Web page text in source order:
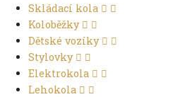
Skládací kola
Koloběžky
Dětské vozíky
Stylovky
Elektrokola
Lehokola